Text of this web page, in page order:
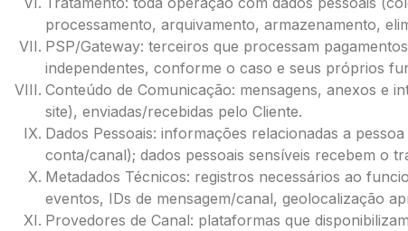
processamento, arquivamento, armazenamento,
PSP/Gateway: terceiros que processam
independentes, conforme o caso e seus próprios
Conteúdo de Comunicação: mensagens, anexos e
site), enviadas/recebidas pelo Cliente.
Dados Pessoais: informações relacionadas a
conta/canal); dados pessoais sensíveis recebem o
Metadados Técnicos: registros necessários ao
eventos, IDs de mensagem/canal, geolocalização
Provedores de Canal: plataformas que